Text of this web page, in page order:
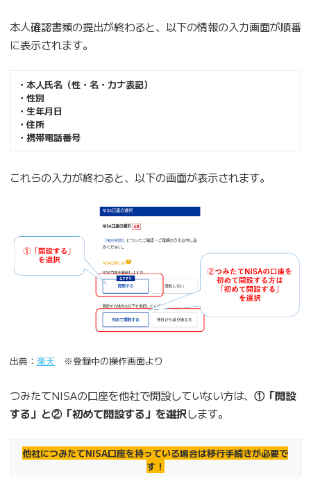
本人確認書類の提出が終わると、以下の情報の入力画面が順番
に表示されます。
・本人氏名（性・名・カナ表記）
・性別
・生年月日
・住所
・携帯電話番号
これらの入力が終わると、以下の画面が表示されます。
出典： 楽天 ※登録中の操作画面より
つみたてNISAの口座を他社で開設していない方は、 ①「開設
する」と②「初めて開設する」を選択します。
他社につみたてNISA口座を持っている場合は移行手続きが必要で
す！